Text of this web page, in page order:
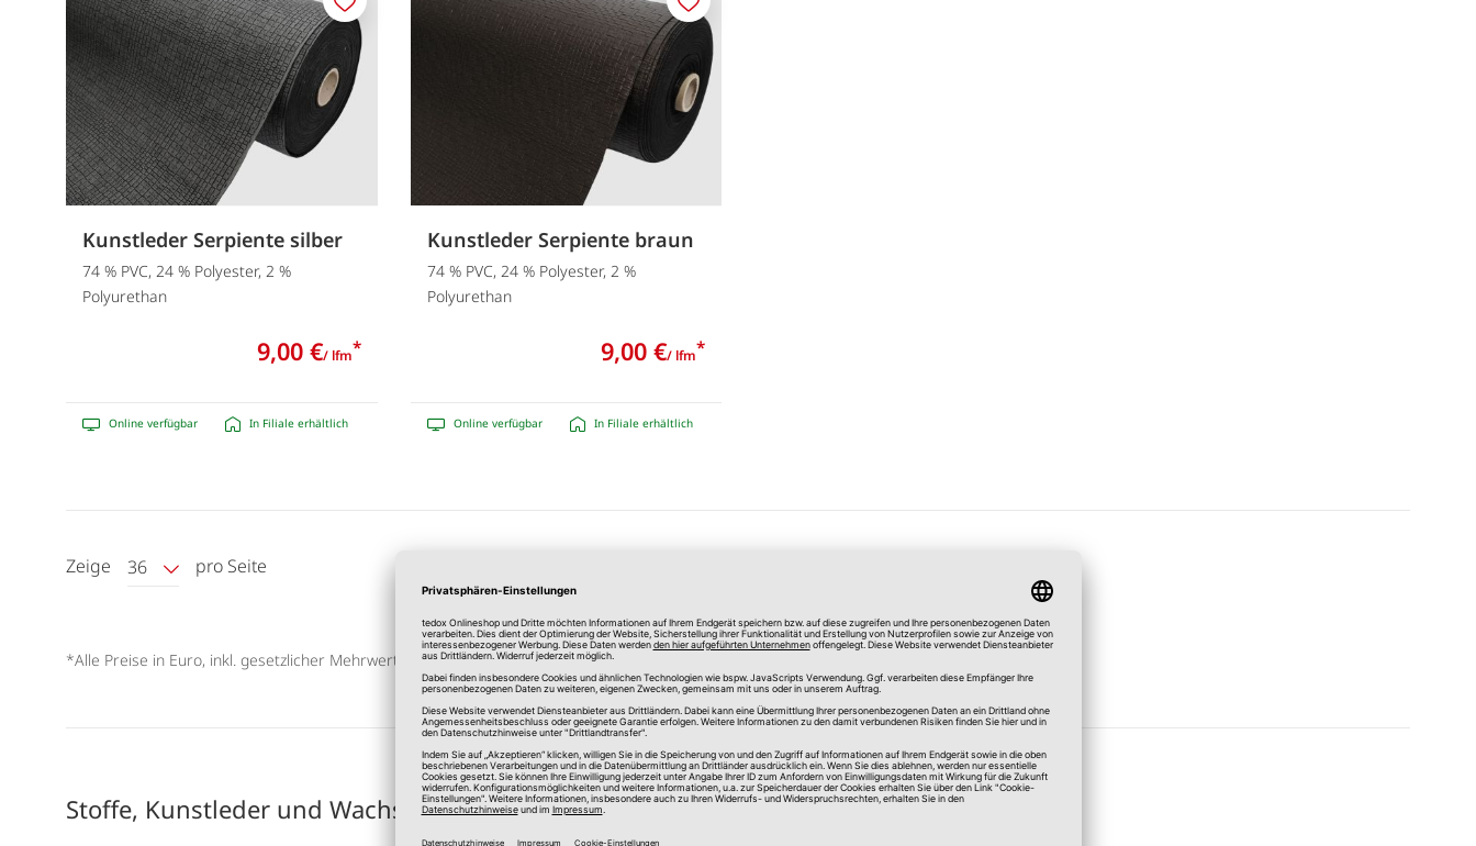
Kunstleder Serpiente silber
74 % PVC, 24 % Polyester, 2 %
Polyurethan
9,00 €/ lfm*
Online verfügbar In Filiale erhältlich
Merken
Kunstleder Serpiente braun
74 % PVC, 24 % Polyester, 2 %
Polyurethan
9,00 €/ lfm*
Online verfügbar In Filiale erhältlich
Merken
Zeige 36 pro Seite
*Alle Preise in Euro, inkl. gesetzlicher Mehrwertsteuer, zzgl.Versandkosten
Stoffe, Kunstleder und Wachstücher als Meterware online kaufen